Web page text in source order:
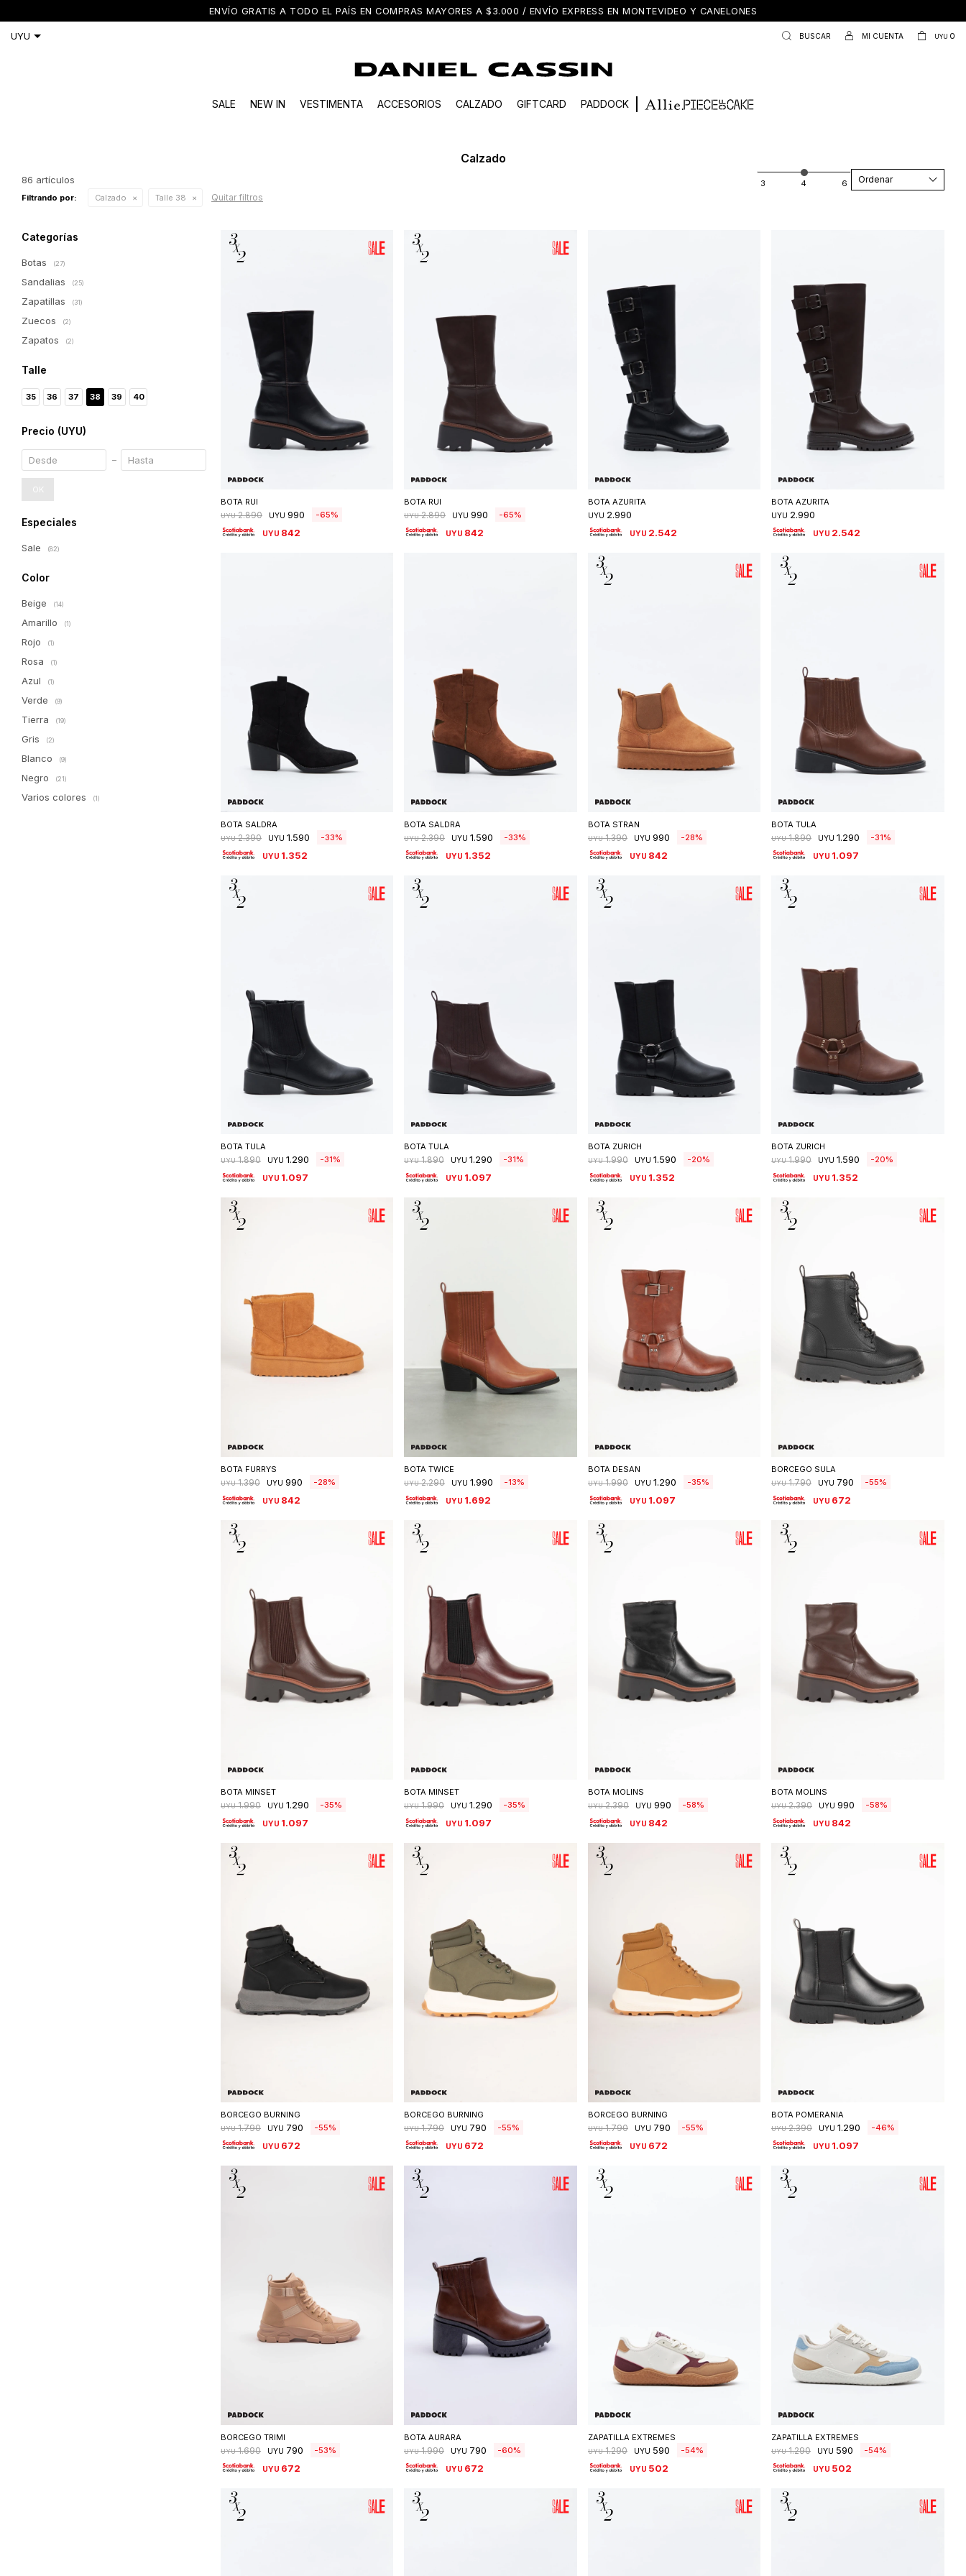
ENVÍO GRATIS A TODO EL PAÍS EN COMPRAS MAYORES A $3.000 / ENVÍO EXPRESS EN MONTEVIDEO Y CANELONES
SALE NEW IN VESTIMENTA ACCESORIOS CALZADO GIFTCARD PADDOCK
UYU 0
Calzado
86 artículos Recomendados
Filtrando por: Calzado Talle 38 Quitar filtros
BOTA RUI
UYU 2.890 UYU 990 65
UYU 842
BOTA RUI
UYU 2.890 UYU 990 65
UYU 842
BOTA AZURITA
UYU 2.990
UYU 2.542
BOTA AZURITA
UYU 2.990
UYU 2.542
BOTA SALDRA
UYU 2.390 UYU 1.590 33
UYU 1.352
BOTA SALDRA
UYU 2.390 UYU 1.590 33
UYU 1.352
BOTA STRAN
UYU 1.390 UYU 990 28
UYU 842
BOTA TULA
UYU 1.890 UYU 1.290 31
UYU 1.097
BOTA TULA
UYU 1.890 UYU 1.290 31
UYU 1.097
BOTA TULA
UYU 1.890 UYU 1.290 31
UYU 1.097
BOTA ZURICH
UYU 1.990 UYU 1.590 20
UYU 1.352
BOTA ZURICH
UYU 1.990 UYU 1.590 20
UYU 1.352
BOTA FURRYS
UYU 1.390 UYU 990 28
UYU 842
BOTA TWICE
UYU 2.290 UYU 1.990 13
UYU 1.692
BOTA DESAN
UYU 1.990 UYU 1.290 35
UYU 1.097
BORCEGO SULA
UYU 1.790 UYU 790 55
UYU 672
BOTA MINSET
UYU 1.990 UYU 1.290 35
UYU 1.097
BOTA MINSET
UYU 1.990 UYU 1.290 35
UYU 1.097
BOTA MOLINS
UYU 2.390 UYU 990 58
UYU 842
BOTA MOLINS
UYU 2.390 UYU 990 58
UYU 842
BORCEGO BURNING
UYU 1.790 UYU 790 55
UYU 672
BORCEGO BURNING
UYU 1.790 UYU 790 55
UYU 672
BORCEGO BURNING
UYU 1.790 UYU 790 55
UYU 672
BOTA POMERANIA
UYU 2.390 UYU 1.290 46
UYU 1.097
BORCEGO TRIMI
UYU 1.690 UYU 790 53
UYU 672
BOTA AURARA
UYU 1.990 UYU 790 60
UYU 672
ZAPATILLA EXTREMES
UYU 1.290 UYU 590 54
UYU 502
ZAPATILLA EXTREMES
UYU 1.290 UYU 590 54
UYU 502
Categorías
Botas (27)
Sandalias (25)
Zapatillas (31)
Zuecos (2)
Zapatos (2)
Talle
35 36 37 38 39 40
Precio (UYU)
OK
Especiales
Sale (82)
Color
Beige (14)
Amarillo (1)
Rojo (1)
Rosa (1)
Azul (1)
Verde (9)
Tierra (19)
Gris (2)
Blanco (9)
Negro (21)
Varios colores (1)